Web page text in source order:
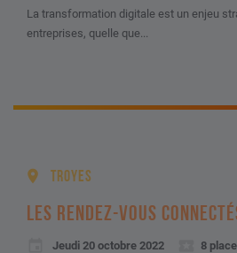
La transformation digitale est un enjeu
entreprises, quelle que...
TROYES
LES RENDEZ-VOUS
Jeudi 20 octobre 2022 8